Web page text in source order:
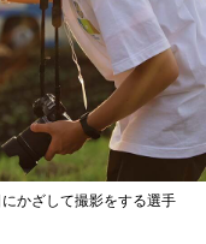
かざして撮影をする選手